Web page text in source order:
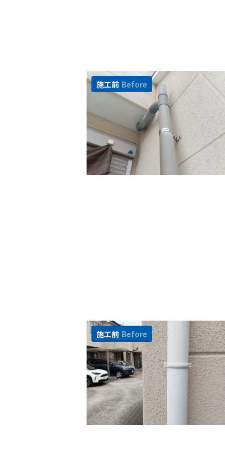
施工前 Before
施工前 Before